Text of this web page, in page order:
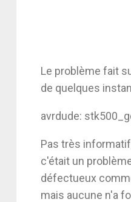
Le problème fait
de quelques
avrdude:
Pas très
c'était un
défectueux
mais aucune n'a